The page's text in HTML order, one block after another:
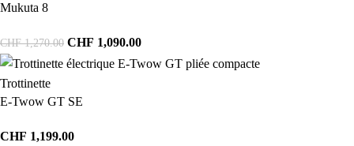
Mukuta 8
CHF1,270.00 CHF 1,090.00
Trottinette
E-Twow GT SE
CHF 1,199.00